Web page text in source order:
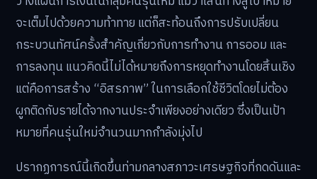
จะเต็มไปด้วยความท้าทาย แต่ก็สะท้อนถึงการปรับเปลี่ยน
กระบวนทัศน์ครั้งสำคัญเกี่ยวกับการทำงาน การออม และ
การลงทุน แนวคิดนี้ไม่ได้หมายถึงการหยุดทำงานโดยสิ้นเชิง
แต่คือการสร้าง “อิสรภาพ” ในการเลือกใช้ชีวิตโดยไม่ต้อง
ผูกติดกับรายได้จากงานประจำเพียงอย่างเดียว ซึ่งเป็นเป้า
หมายที่คนรุ่นใหม่จำนวนมากกำลังมุ่งไป
ปรากฏการณ์นี้เกิดขึ้นท่ามกลางสภาวะเศรษฐกิจที่กดดันและ